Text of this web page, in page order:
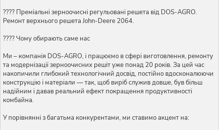
???? Преміальні зерноочисні регульовані решета від DOS-AGRO.
Ремонт верхнього решета John-Deere 2064.
???? Чому обирають саме нас
Ми – компанія DOS-AGRO, і працюємо в сфері виготовлення, ремонту
та модернізації зерноочисних решіт уже понад 20 років. За цей час
накопичили глибокий технологічний досвід, постійно вдосконалюючи
конструкцію і матеріали — так, щоб виріб служив довше, був більш
надійним і давав реальний ефект покращення продуктивності
комбайна.
У порівнянні з багатьма конкурентами, ми ставимо акцент на: